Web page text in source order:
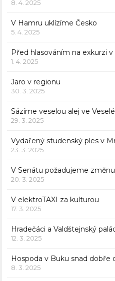
8. 4. 2025
V Hamru uklízíme Česko
5. 4. 2025
Před hlasováním na exkurzi
1. 4. 2025
Jaro v regionu
30. 3. 2025
Sázíme veselou alej ve Veselé
29. 3. 2025
Vydařený studenský ples v
23. 3. 2025
V Senátu požadujeme
20. 3. 2025
V elektroTAXI za kulturou
17. 3. 2025
Hradečáci a Valdštejnský
12. 3. 2025
Hospoda v Buku snad dobře
8. 3. 2025